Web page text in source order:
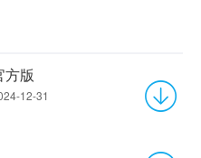
方版
12-31